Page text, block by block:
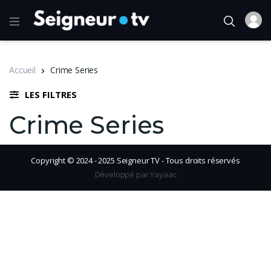
Accueil Crime Series
LES FILTRES
Crime Series
Copyright © 2024 - 2025 Seigneur TV - Tous droits réservés
Développé par Yayaac